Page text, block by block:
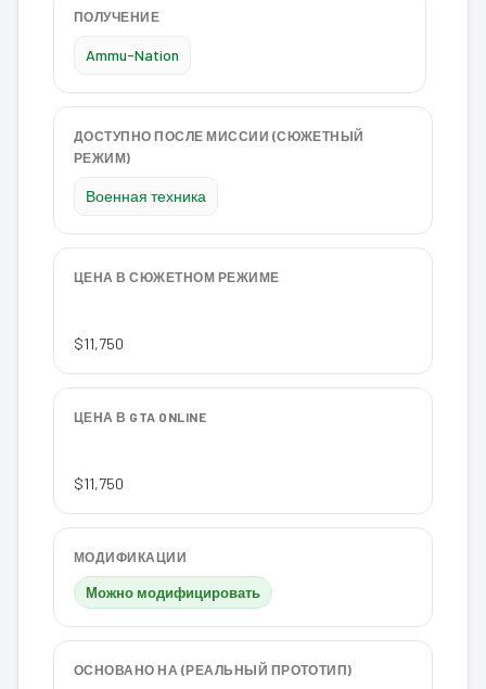
ПОЛУЧЕНИЕ
Ammu-Nation
ДОСТУПНО ПОСЛЕ МИССИИ (СЮЖЕТНЫЙ
РЕЖИМ)
Военная техника
ЦЕНА В СЮЖЕТНОМ РЕЖИМЕ
$11,750
ЦЕНА В GTA ONLINE
$11,750
МОДИФИКАЦИИ
Можно модифицировать
ОСНОВАНО НА (РЕАЛЬНЫЙ ПРОТОТИП)